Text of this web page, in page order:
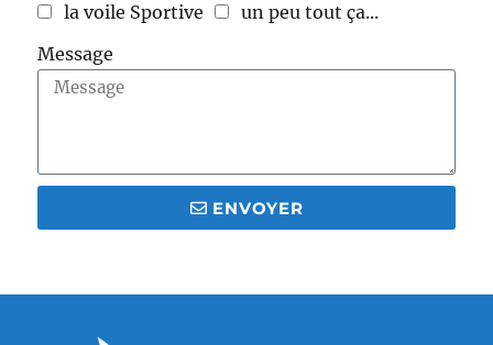
la voile Sportive
un peu tout ça...
Message
ENVOYER